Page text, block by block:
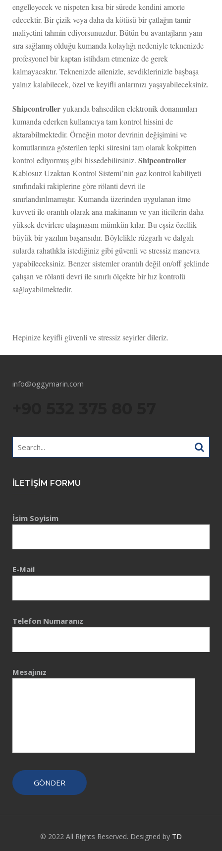
engelleyecek ve nispeten kısa bir sürede kendini amorte
edecektir. Bir çizik veya daha da kötüsü bir çatlağın tamir
maliyetini tahmin ediyorsunuzdur. Bütün bu avantajların yanı
sıra sağlamış olduğu kumanda kolaylığı nedeniyle teknenizde
profesyonel bir kaptan istihdam etmenize de gerek
kalmayacaktır. Teknenizde ailenizle, sevdiklerinizle başbaşa
yalnız kalabilecek, özel ve keyifli anlarınızı yaşayabileceksiniz.
Shipcontrolleryukarıda bahsedilen elektronik donanımları
kumanda ederken kullanıcıya tam kontrol hissini de
aktarabilmektedir. Örneğin motor devrinin değişimini ve
komutlarınıza gösterilen tepki süresini tam olarak kokpitten
kontrol ediyormuş gibi hissedebilirsiniz. Shipcontroller
Kablosuz Uzaktan Kontrol Sistemi’nin gaz kontrol kabiliyeti
sınıfındaki rakiplerine göre rölanti devri ile
sınırlandırılmamıştır. Kumanda üzerinden uygulanan itme
kuvveti ile orantılı olarak ana makinanın ve yan iticilerin daha
yüksek devirlere ulaşmasını mümkün kılar. Bu eşsiz özellik
büyük bir yazılım başarısıdır. Böylelikle rüzgarlı ve dalgalı
sularda rahatlıkla istediğiniz gibi güvenli ve stressiz manevra
yapabileceksiniz. Benzer sistemler orantılı değil on/off şeklinde
çalışan ve rölanti devri ile sınırlı ölçekte bir hız kontrolü
sağlayabilmektedir.
Hepinize keyifli güvenli ve stressiz seyirler dileriz.
info@oggymarin.com
for:
İLETIŞIM FORMU
İsim Soyisim
E-Mail
Telefon Numaranız
Mesajınız
© 2022 All Rights Reserved. Designed by TD